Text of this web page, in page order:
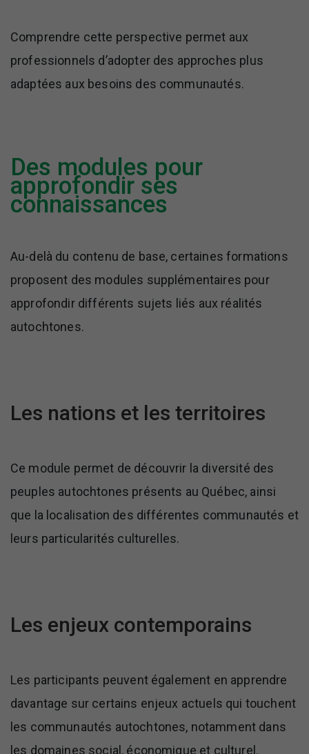
Comprendre cette perspective permet aux
professionnels d’adopter des approches plus
adaptées aux besoins des communautés.
Des modules pour
approfondir ses
connaissances
Au-delà du contenu de base, certaines formations
proposent des modules supplémentaires pour
approfondir différents sujets liés aux réalités
autochtones.
Les nations et les territoires
Ce module permet de découvrir la diversité des
peuples autochtones présents au Québec, ainsi
que la localisation des différentes communautés et
leurs particularités culturelles.
Les enjeux contemporains
Les participants peuvent également en apprendre
davantage sur certains enjeux actuels qui touchent
les communautés autochtones, notamment dans
les domaines social, économique et culturel.